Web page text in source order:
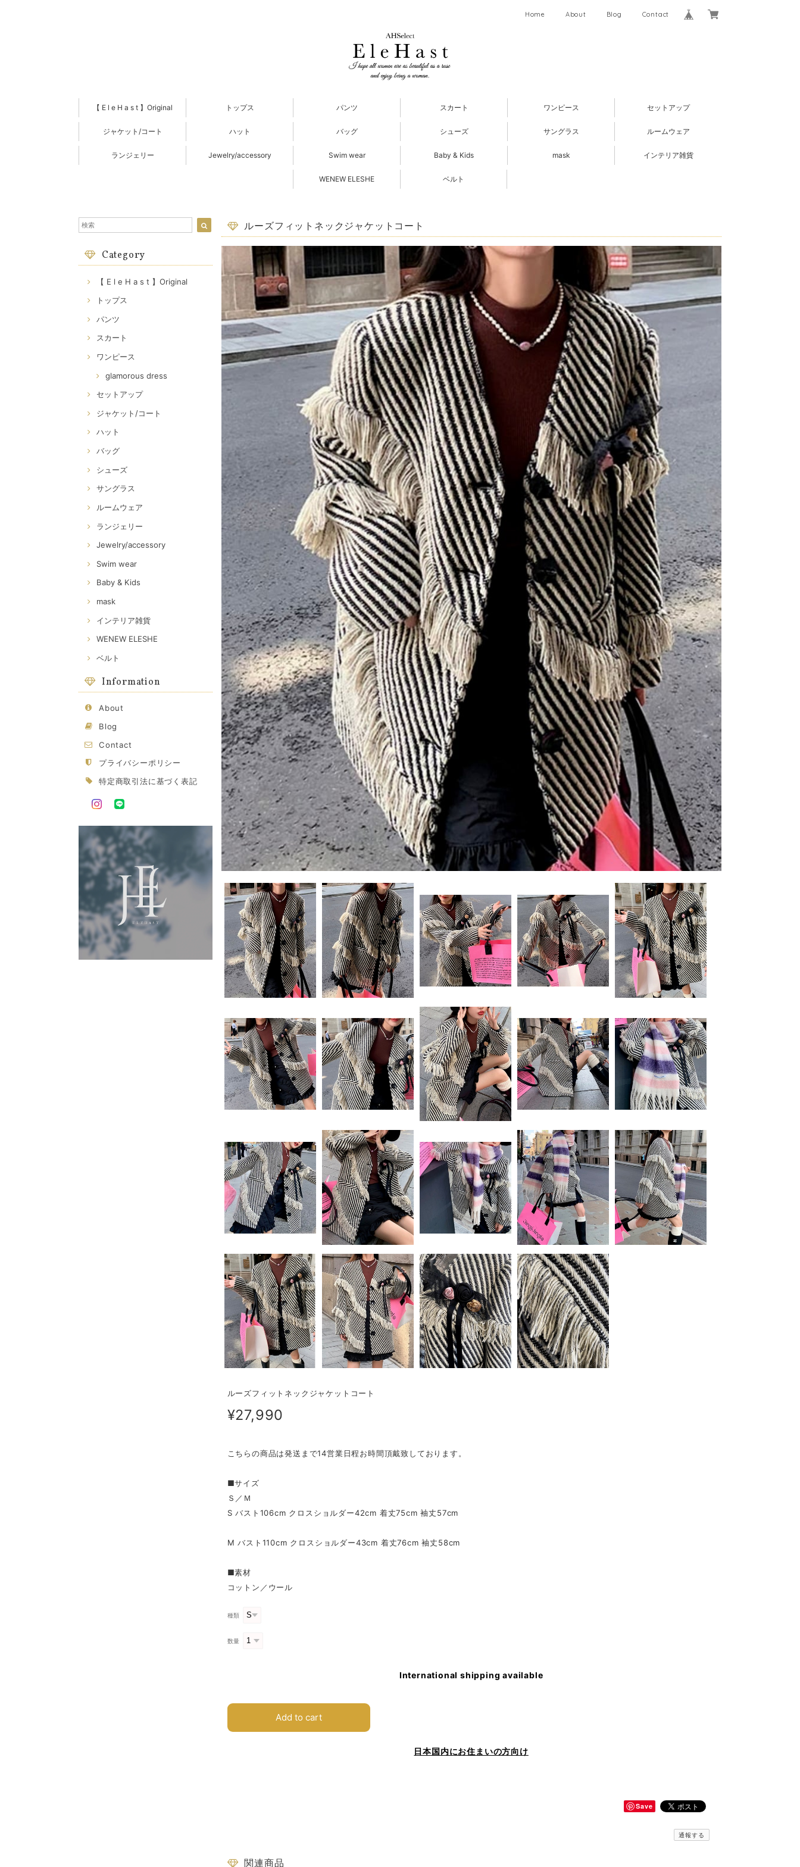
Home About Blog Contact
【 E l e H a s t 】Original トップス パンツ スカート ワンピース セットアップ
ジャケット/コート ハット バッグ シューズ サングラス ルームウェア
ランジェリー Jewelry/accessory Swim wear Baby & Kids mask インテリア雑貨
WENEW ELESHE ベルト
Category
【 E l e H a s t 】Original
トップス
パンツ
スカート
ワンピース
glamorous dress
セットアップ
ジャケット/コート
ハット
バッグ
シューズ
サングラス
ルームウェア
ランジェリー
Jewelry/accessory
Swim wear
Baby & Kids
mask
インテリア雑貨
WENEW ELESHE
ベルト
Information
About
Blog
Contact
プライバシーポリシー
特定商取引法に基づく表記
ルーズフィットネックジャケットコート
ルーズフィットネックジャケットコート
¥27,990
こちらの商品は発送まで14営業日程お時間頂戴致しております。
■サイズ
Ｓ／Ｍ
S バスト106cm クロスショルダー42cm 着丈75cm 袖丈57cm
M バスト110cm クロスショルダー43cm 着丈76cm 袖丈58cm
■素材
コットン／ウール
種類
数量
International shipping available
Add to cart
日本国内にお住まいの方向け
Save
通報する
関連商品